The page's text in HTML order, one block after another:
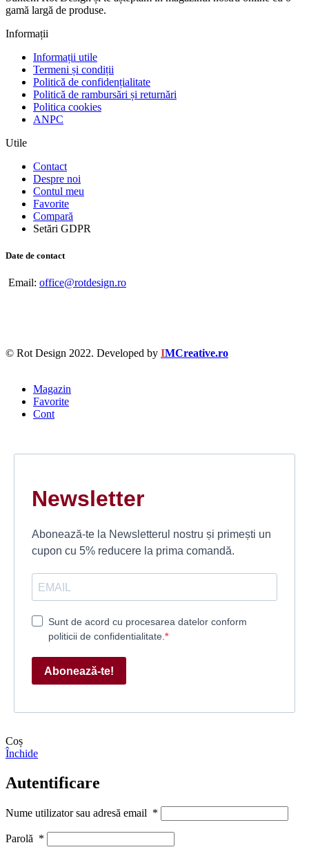
gamă largă de produse.
Informații
Informații utile
Termeni și condiții
Politică de confidențialitate
Politică de rambursări și returnări
Politica cookies
ANPC
Utile
Contact
Despre noi
Contul meu
Favorite
Compară
Setări GDPR
Date de contact
Email: office@rotdesign.ro
© Rot Design 2022. Developed by IMCreative.ro
Magazin
Favorite
Cont
Newsletter
Abonează-te la Newsletterul nostru și primești un
cupon cu 5% reducere la prima comandă.
Sunt de acord cu procesarea datelor conform
politicii de confidentialitate.
Abonează-te!
Coș
Închide
Autentificare
Nume utilizator sau adresă email *
Parolă *